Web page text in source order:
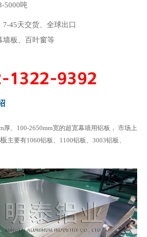
5000吨
7-45天交货、全球出口
墙板、百叶窗等
厚、100-2650mm宽的超宽幕墙用铝板， 市场上
主要有1060铝板、1100铝板、3003铝板、